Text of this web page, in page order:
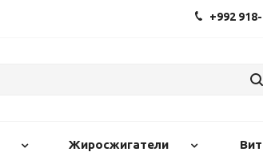
+992
Жиросжигатели